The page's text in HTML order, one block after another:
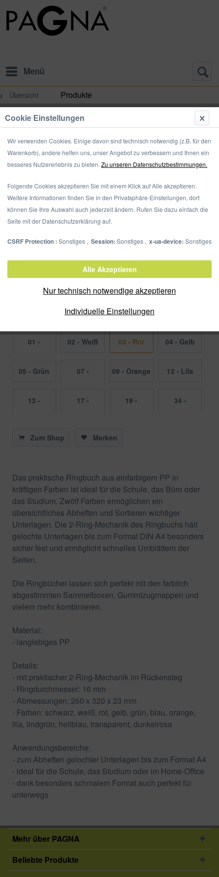
Menü
Übersicht Produkte
Ringbuch A4 PP 16 mm
Artikel-Nr.:
20901-03
Verpackungseinheit: 12 Stück
01 -
02 - Weiß 03 - Rot 04 - Gelb
05 - Grün
07 -
09 - Orange 12 - Lila
13 -
17 -
19 -
34 -
Zum Shop
Merken
Das praktische Ringbuch aus einfarbigem PP in
kräftigen Farben ist ideal für die Schule, das Büro oder
das Studium. Zwölf Farben ermöglichen ein
übersichtliches Abheften und Sortieren wichtiger
Unterlagen. Die 2-Ring-Mechanik des Ringbuchs hält
gelochte Unterlagen bis zum Format DIN A4 besonders
sicher fest und ermöglicht schnelles Umblättern der
Seiten.
Die Ringbücher lassen sich perfekt mit den farbilch
abgestimmten Sammelboxen, Gummizugmappen und
vielem mehr kombinieren.
Material:
- langlebiges PP
Details:
- mit praktischer 2-Ring-Mechanik im Rückensteg
- Ringdurchmesser: 16 mm
- Abmessungen: 260 x 320 x 23 mm
- Farben: schwarz, weiß, rot, gelb, grün, blau, orange,
lila, lindgrün, hellblau, transparent, dunkelrosa
Anwendungsbereiche:
- zum Abheften gelochter Unterlagen bis zum Format A4
- ideal für die Schule, das Studium oder im Home-Office
- dank besonders schmalem Format auch perfekt für
unterwegs
Mehr über PAGNA
Beliebte Produkte
Cookie Einstellungen
Wir verwenden Cookies. Einige davon sind technisch notwendig (z.B. für den
Warenkorb), andere helfen uns, unser Angebot zu verbessern und Ihnen ein
besseres Nutzererlebnis zu bieten. Zu unseren Datenschutzbestimmungen.
Folgende Cookies akzeptieren Sie mit einem Klick auf Alle akzeptieren.
Weitere Informationen finden Sie in den Privatsphäre-Einstellungen, dort
können Sie Ihre Auswahl auch jederzeit ändern. Rufen Sie dazu einfach die
Seite mit der Datenschutzerklärung auf.
CSRF Protection : Sonstiges , Session: Sonstiges , x-ua-device: Sonstiges
Individuelle Einstellungen
Nur technisch notwendige akzeptieren
Alle Akzeptieren